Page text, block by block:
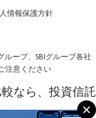
情報保護方針
ループ、SBIグループ各社
注意ください
なら、投資信託